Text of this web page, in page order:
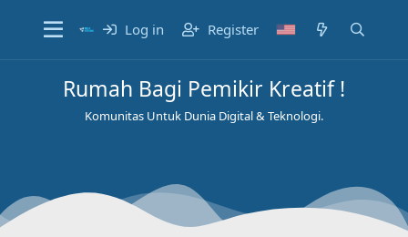
Log in Register
Rumah Bagi Pemikir Kreatif !
Komunitas Untuk Dunia Digital & Teknologi.